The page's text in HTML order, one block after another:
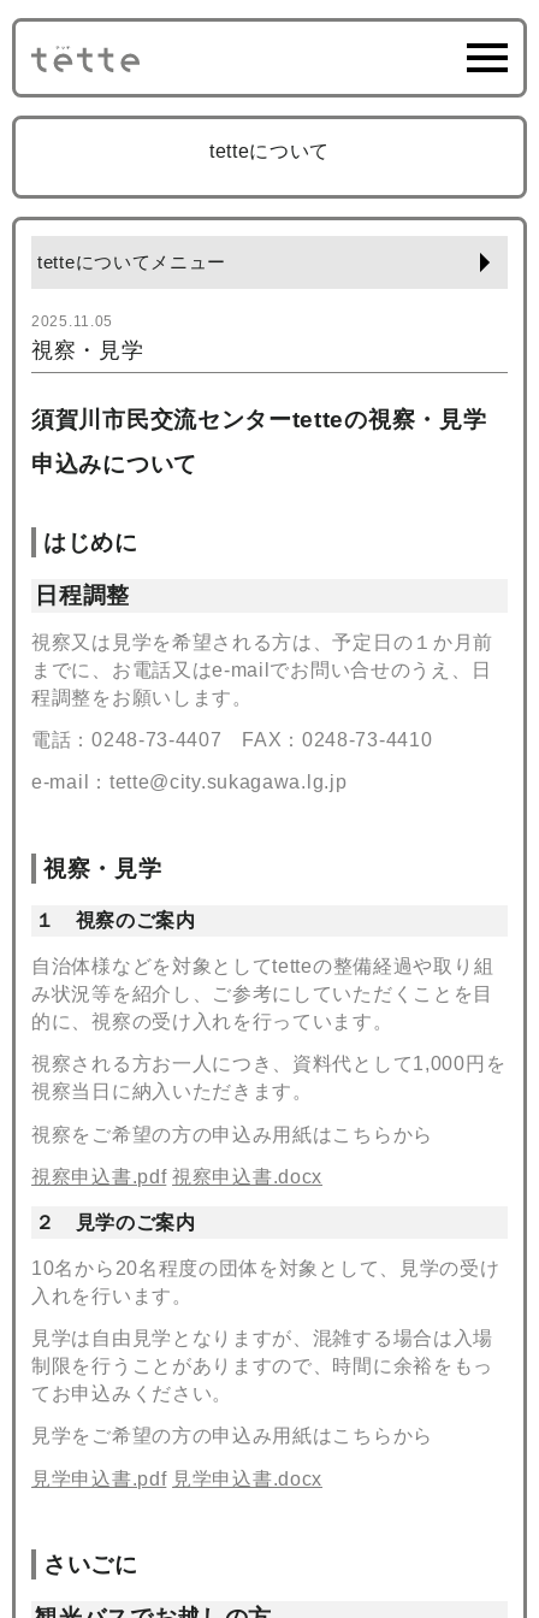
tetteについて
tetteについてメニュー
2025.11.05
視察・見学
須賀川市民交流センターtetteの視察・見学
申込みについて
はじめに
日程調整
視察又は見学を希望される方は、予定日の１か月前
までに、お電話又はe-mailでお問い合せのうえ、日
程調整をお願いします。
電話：0248-73-4407 FAX：0248-73-4410
e-mail：tette@city.sukagawa.lg.jp
視察・見学
１ 視察のご案内
自治体様などを対象としてtetteの整備経過や取り組
み状況等を紹介し、ご参考にしていただくことを目
的に、視察の受け入れを行っています。
視察される方お一人につき、資料代として1,000 円を
視察当日に納入いただきます。
視察をご希望の方の申込み用紙はこちらから
視察申込書.pdf 視察申込書.docx
２ 見学のご案内
10名から20名程度の団体を対象として、見学の受け
入れを行います。
見学は自由見学となりますが、混雑する場合は入場
制限を行うことがありますので、時間に余裕をもっ
てお申込みください。
見学をご希望の方の申込み用紙はこちらから
見学申込書.pdf 見学申込書.docx
さいごに